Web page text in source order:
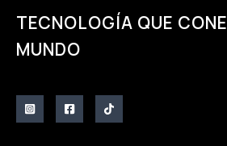
TECNOLOGÍA QUE
MUNDO